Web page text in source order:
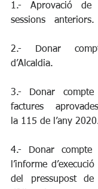
1.- Aprovació
sessions   anteriors.
2.- Donar
d’Alcaldia.
3.- Donar
factures
la 115 de l’any
4.- Donar
l’informe
del pressupost